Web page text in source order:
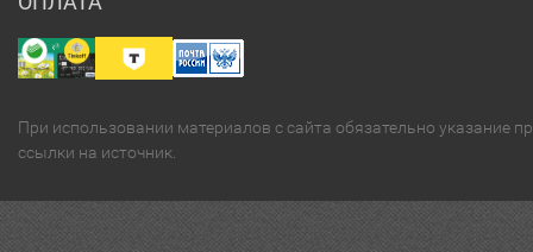
При использовании материалов с сайта обязательно указание
ссылки на источник.